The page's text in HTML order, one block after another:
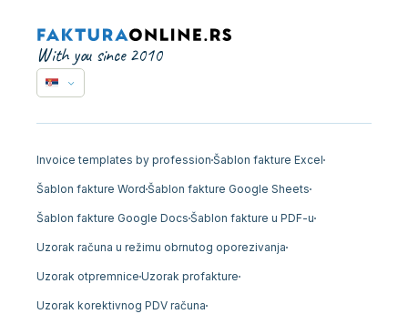
With you since 2010
Invoice templates by professionŠablon fakture Excel
Šablon fakture WordŠablon fakture Google Sheets
Šablon fakture Google DocsŠablon fakture u PDF-u
Uzorak računa u režimu obrnutog oporezivanja
Uzorak otpremniceUzorak profakture
Uzorak korektivnog PDV računa